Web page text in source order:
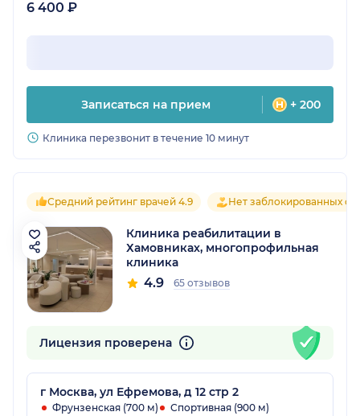
6 400 ₽
Записаться на прием + 200
Клиника перезвонит в течение 10 минут
Средний рейтинг врачей 4.9 Нет заблокированных
Клиника реабилитации в
Хамовниках, многопрофильная
клиника
4.9 65 отзывов
Лицензия проверена
г Москва, ул Ефремова, д 12 стр 2
Фрунзенская (700 м)
Спортивная (900 м)